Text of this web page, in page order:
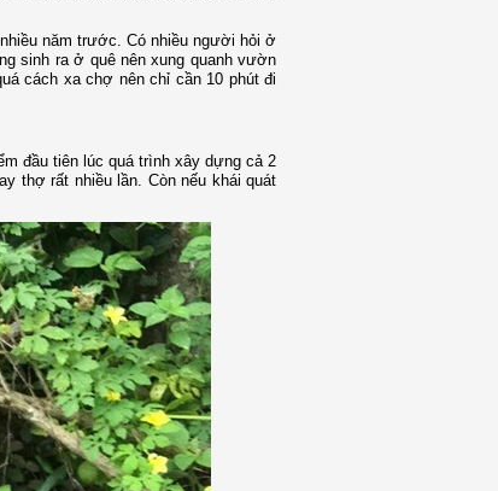
năm trước. Có nhiều người hỏi ở
sinh ra ở quê nên xung quanh vườn
cách xa chợ nên chỉ cần 10 phút đi
đầu tiên lúc quá trình xây dựng cả 2
thợ rất nhiều lần. Còn nếu khái quát